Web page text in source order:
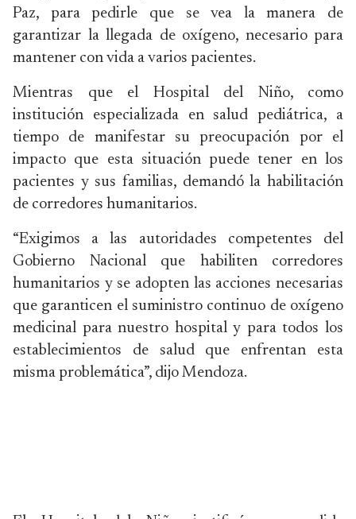
Paz, para pedirle que se vea la manera de
garantizar la llegada de oxígeno, necesario para
mantener con vida a varios pacientes.
Mientras que el Hospital del Niño, como
institución especializada en salud pediátrica, a
tiempo de manifestar su preocupación por el
impacto que esta situación puede tener en los
pacientes y sus familias, demandó la habilitación
de corredores humanitarios.
“Exigimos a las autoridades competentes del
Gobierno Nacional que habiliten corredores
humanitarios y se adopten las acciones necesarias
que garanticen el suministro continuo de oxígeno
medicinal para nuestro hospital y para todos los
establecimientos de salud que enfrentan esta
misma problemática”, dijo Mendoza.